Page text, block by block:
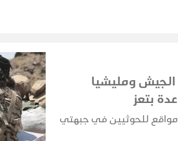
الجيش ومليشيا
بتعز
للحوثيين في جبهتي